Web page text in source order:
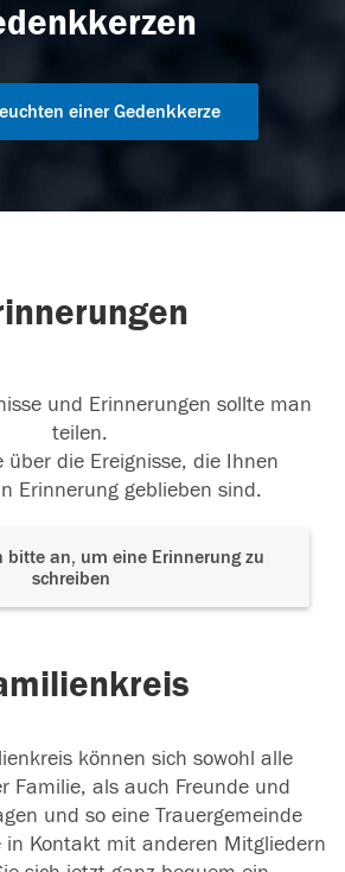
einer Gedenkkerze
und Erinnerungen sollte man
teilen.
über die Ereignisse, die Ihnen
Erinnerung geblieben sind.
bitte an, um eine Erinnerung zu
schreiben
können sich sowohl alle
Familie, als auch Freunde und
und so eine Trauergemeinde
in Kontakt mit anderen Mitgliedern